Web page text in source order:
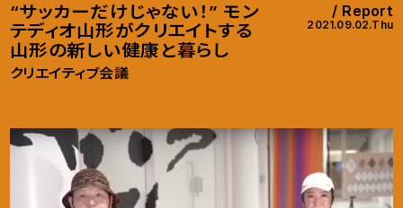
“サッカーだけじゃない！” モン
テディオ山形がクリエイトする
山形の新しい健康と暮らし
クリエイティブ会議
Report
2021.09.02.Thu